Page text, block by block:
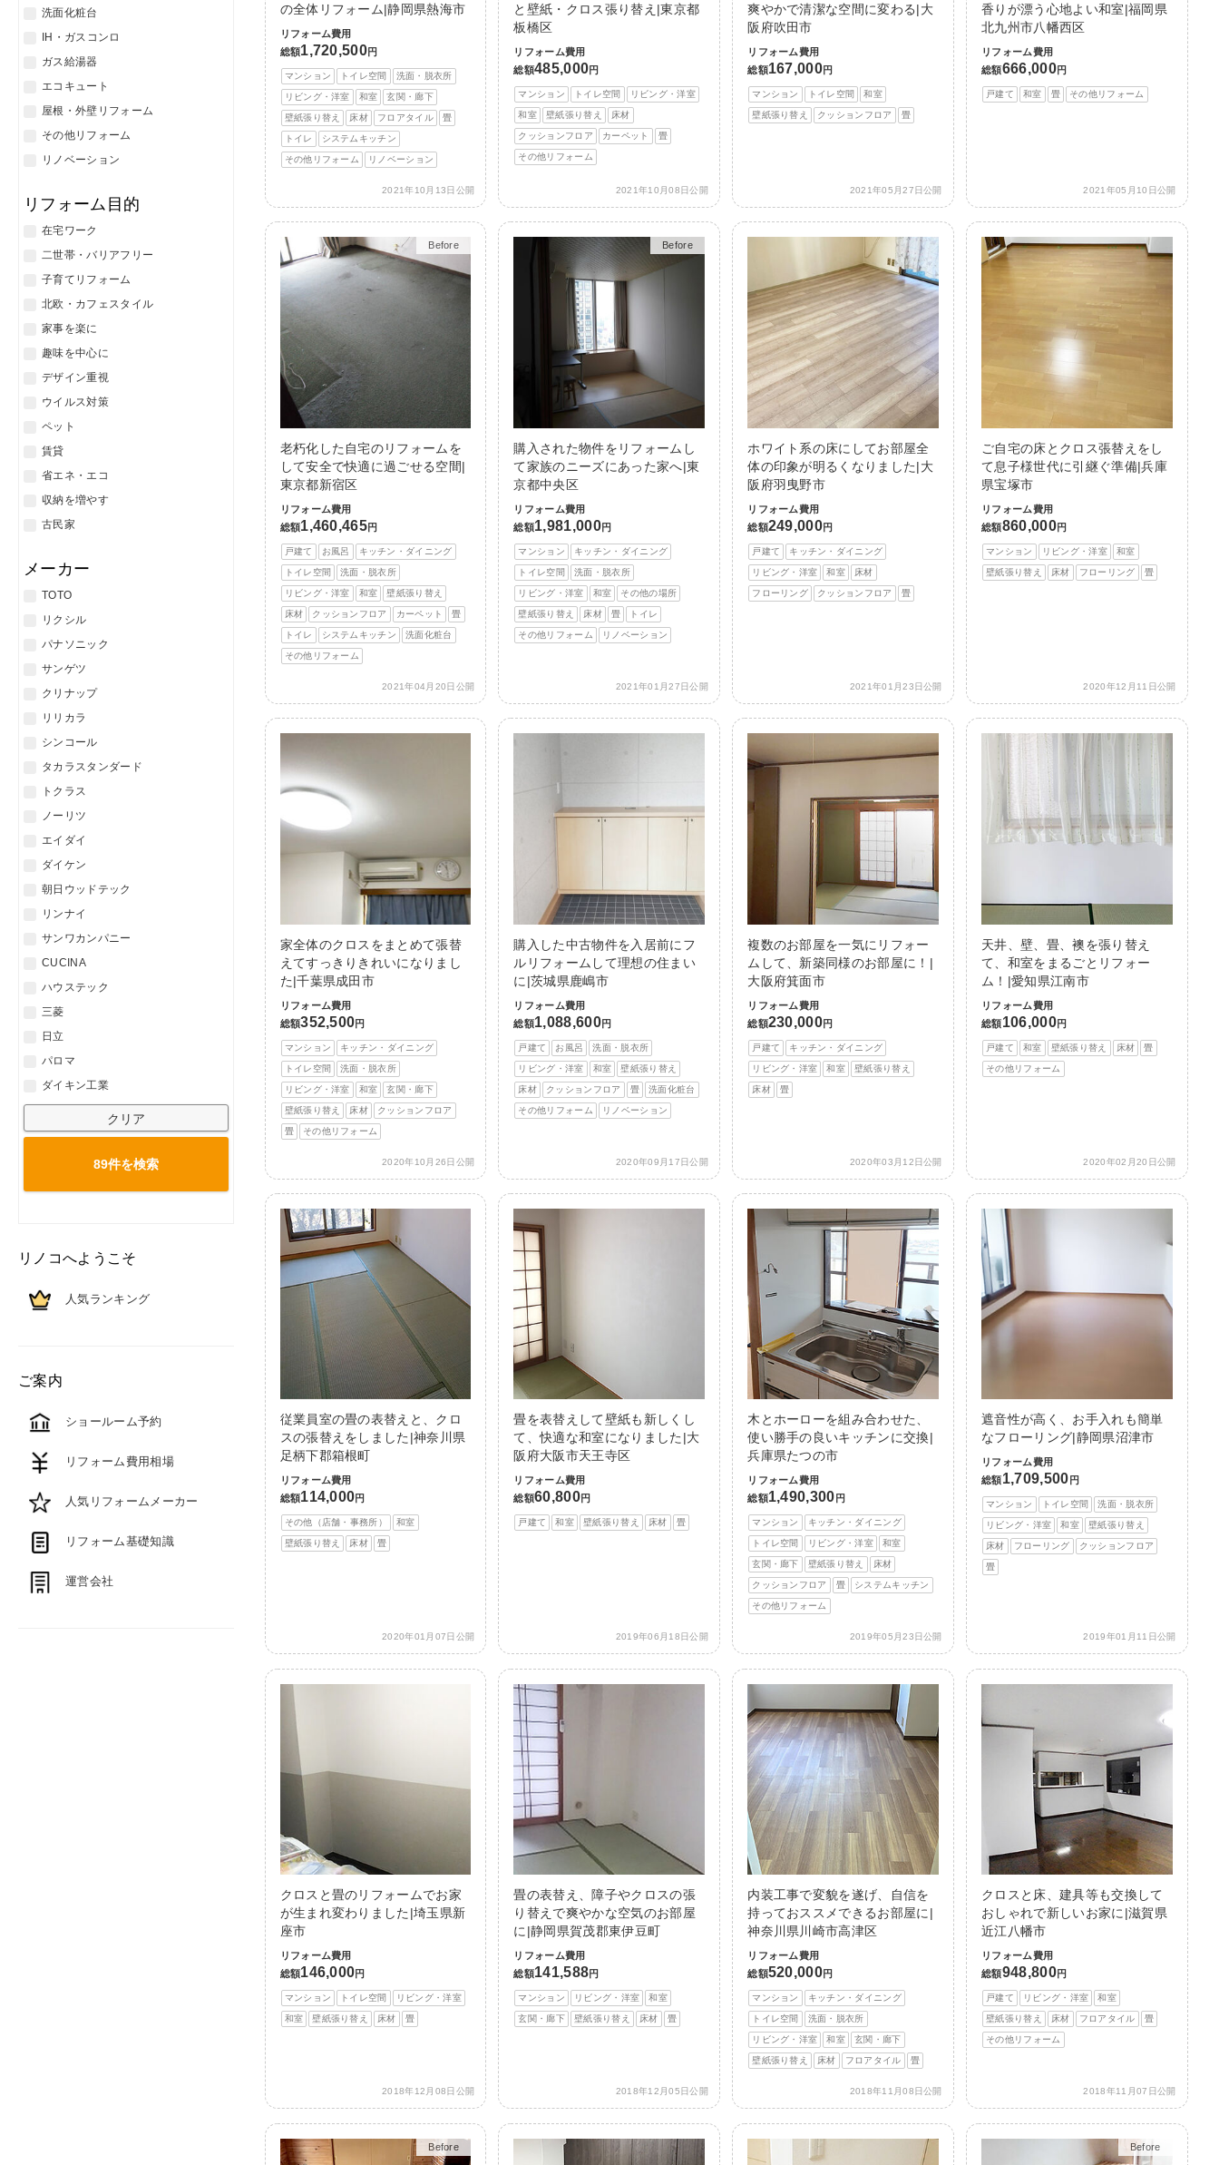
の全体リフォーム|静岡県熱海市
リフォーム費用
総額1,720,500円
マンション トイレ空間 洗面・脱衣所
リビング・洋室 和室 玄関・廊下
壁紙張り替え 床材 フロアタイル 畳
トイレ システムキッチン
その他リフォーム リノベーション
2021年10月13日公開
と壁紙・クロス張り替え|東京都
板橋区
リフォーム費用
総額485,000円
マンション トイレ空間 リビング・洋室
和室 壁紙張り替え 床材
クッションフロア カーペット 畳
その他リフォーム
2021年10月08日公開
爽やかで清潔な空間に変わる|大
阪府吹田市
リフォーム費用
総額167,000円
マンション トイレ空間 和室
壁紙張り替え クッションフロア 畳
2021年05月27日公開
香りが漂う心地よい和室|福岡県
北九州市八幡西区
リフォーム費用
総額666,000円
戸建て 和室 畳 その他リフォーム
2021年05月10日公開
Before
After
老朽化した自宅のリフォームを
して安全で快適に過ごせる空間|
東京都新宿区
リフォーム費用
総額1,460,465円
戸建て お風呂 キッチン・ダイニング
トイレ空間 洗面・脱衣所
リビング・洋室 和室 壁紙張り替え
床材 クッションフロア カーペット 畳
トイレ システムキッチン 洗面化粧台
その他リフォーム
2021年04月20日公開
Before
After
購入された物件をリフォームし
て家族のニーズにあった家へ|東
京都中央区
リフォーム費用
総額1,981,000円
マンション キッチン・ダイニング
トイレ空間 洗面・脱衣所
リビング・洋室 和室 その他の場所
壁紙張り替え 床材 畳 トイレ
その他リフォーム リノベーション
2021年01月27日公開
ホワイト系の床にしてお部屋全
体の印象が明るくなりました|大
阪府羽曳野市
リフォーム費用
総額249,000円
戸建て キッチン・ダイニング
リビング・洋室 和室 床材
フローリング クッションフロア 畳
2021年01月23日公開
ご自宅の床とクロス張替えをし
て息子様世代に引継ぐ準備|兵庫
県宝塚市
リフォーム費用
総額860,000円
マンション リビング・洋室 和室
壁紙張り替え 床材 フローリング 畳
2020年12月11日公開
家全体のクロスをまとめて張替
えてすっきりきれいになりまし
た|千葉県成田市
リフォーム費用
総額352,500円
マンション キッチン・ダイニング
トイレ空間 洗面・脱衣所
リビング・洋室 和室 玄関・廊下
壁紙張り替え 床材 クッションフロア
畳 その他リフォーム
2020年10月26日公開
購入した中古物件を入居前にフ
ルリフォームして理想の住まい
に|茨城県鹿嶋市
リフォーム費用
総額1,088,600円
戸建て お風呂 洗面・脱衣所
リビング・洋室 和室 壁紙張り替え
床材 クッションフロア 畳 洗面化粧台
その他リフォーム リノベーション
2020年09月17日公開
複数のお部屋を一気にリフォー
ムして、新築同様のお部屋に！|
大阪府箕面市
リフォーム費用
総額230,000円
戸建て キッチン・ダイニング
リビング・洋室 和室 壁紙張り替え
床材 畳
2020年03月12日公開
天井、壁、畳、襖を張り替え
て、和室をまるごとリフォー
ム！|愛知県江南市
リフォーム費用
総額106,000円
戸建て 和室 壁紙張り替え 床材 畳
その他リフォーム
2020年02月20日公開
従業員室の畳の表替えと、クロ
スの張替えをしました|神奈川県
足柄下郡箱根町
リフォーム費用
総額114,000円
その他（店舗・事務所） 和室
壁紙張り替え 床材 畳
2020年01月07日公開
畳を表替えして壁紙も新しくし
て、快適な和室になりました|大
阪府大阪市天王寺区
リフォーム費用
総額60,800円
戸建て 和室 壁紙張り替え 床材 畳
2019年06月18日公開
木とホーローを組み合わせた、
使い勝手の良いキッチンに交換|
兵庫県たつの市
リフォーム費用
総額1,490,300 円
マンション キッチン・ダイニング
トイレ空間 リビング・洋室 和室
玄関・廊下 壁紙張り替え 床材
クッションフロア 畳 システムキッチン
その他リフォーム
2019年05月23日公開
遮音性が高く、お手入れも簡単
なフローリング|静岡県沼津市
リフォーム費用
総額1,709,500 円
マンション トイレ空間 洗面・脱衣所
リビング・洋室 和室 壁紙張り替え
床材 フローリング クッションフロア
畳
2019年01月11日公開
クロスと畳のリフォームでお家
が生まれ変わりました|埼玉県新
座市
リフォーム費用
総額146,000円
マンション トイレ空間 リビング・洋室
和室 壁紙張り替え 床材 畳
2018年12月08日公開
畳の表替え、障子やクロスの張
り替えで爽やかな空気のお部屋
に|静岡県賀茂郡東伊豆町
リフォーム費用
総額141,588円
マンション リビング・洋室 和室
玄関・廊下 壁紙張り替え 床材 畳
2018年12月05日公開
内装工事で変貌を遂げ、自信を
持っておススメできるお部屋に|
神奈川県川崎市高津区
リフォーム費用
総額520,000円
マンション キッチン・ダイニング
トイレ空間 洗面・脱衣所
リビング・洋室 和室 玄関・廊下
壁紙張り替え 床材 フロアタイル 畳
2018年11月08日公開
クロスと床、建具等も交換して
おしゃれで新しいお家に|滋賀県
近江八幡市
リフォーム費用
総額948,800円
戸建て リビング・洋室 和室
壁紙張り替え 床材 フロアタイル 畳
その他リフォーム
2018年11月07日公開
Before
After Before
After
洗面化粧台
IH・ガスコンロ
ガス給湯器
エコキュート
屋根・外壁リフォーム
その他リフォーム
リノベーション
リフォーム目的
在宅ワーク
二世帯・バリアフリー
子育てリフォーム
北欧・カフェスタイル
家事を楽に
趣味を中心に
デザイン重視
ウイルス対策
ペット
賃貸
省エネ・エコ
収納を増やす
古民家
メーカー
TOTO
リクシル
パナソニック
サンゲツ
クリナップ
リリカラ
シンコール
タカラスタンダード
トクラス
ノーリツ
エイダイ
ダイケン
朝日ウッドテック
リンナイ
サンワカンパニー
CUCINA
ハウステック
三菱
日立
パロマ
ダイキン工業
クリア
89件を検索
リノコへようこそ
人気ランキング
ご案内
ショールーム予約
リフォーム費用相場
人気リフォームメーカー
リフォーム基礎知識
運営会社